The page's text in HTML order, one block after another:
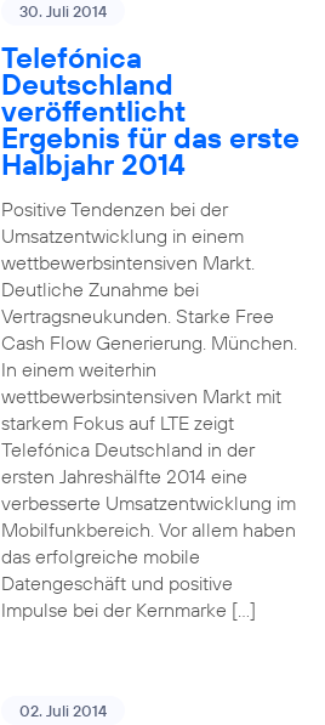
30. Juli 2014
Telefónica
Deutschland
veröffentlicht
Ergebnis für das erste
Halbjahr 2014
Positive Tendenzen bei der
Umsatzentwicklung in einem
wettbewerbsintensiven Markt.
Deutliche Zunahme bei
Vertragsneukunden. Starke Free
Cash Flow Generierung. München.
In einem weiterhin
wettbewerbsintensiven Markt mit
starkem Fokus auf LTE zeigt
Telefónica Deutschland in der
ersten Jahreshälfte 2014 eine
verbesserte Umsatzentwicklung im
Mobilfunkbereich. Vor allem haben
das erfolgreiche mobile
Datengeschäft und positive
Impulse bei der Kernmarke […]
02. Juli 2014